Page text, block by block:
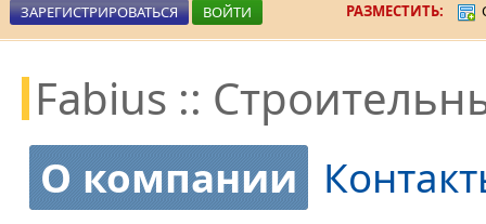
ЗАРЕГИСТРИРОВАТЬСЯ ВОЙТИ РАЗМЕСТИТЬ:
Fabius ::
О компании